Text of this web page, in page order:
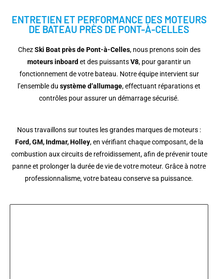
ENTRETIEN ET PERFORMANCE DES MOTEURS
DE BATEAU PRÈS DE PONT-À-CELLES
ChezSki Boat près de Pont-à-Celles, nous prenons soin des
moteurs inboard et des puissantsV8, pour garantir un
fonctionnement de votre bateau. Notre équipe intervient sur
l’ensemble du système d’allumage, effectuant réparations et
contrôles pour assurer un démarrage sécurisé.
Nous travaillons sur toutes les grandes marques de moteurs :
Ford, GM, Indmar, Holley, en vérifiant chaque composant, de la
combustion aux circuits de refroidissement, afin de prévenir toute
panne et prolonger la durée de vie de votre moteur. Grâce à notre
professionnalisme, votre bateau conserve sa puissance.